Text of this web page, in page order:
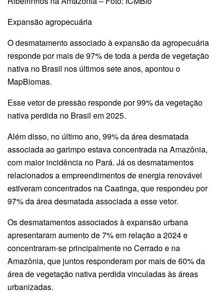
Expansão agropecuária
O desmatamento associado à expansão da agropecuária
responde por mais de 97% de toda a perda de vegetação
nativa no Brasil nos últimos sete anos, apontou o
MapBiomas.
Esse vetor de pressão responde por 99% da vegetação
nativa perdida no Brasil em 2025.
Além disso, no último ano, 99% da área desmatada
associada ao garimpo estava concentrada na Amazônia,
com maior incidência no Pará. Já os desmatamentos
relacionados a empreendimentos de energia renovável
estiveram concentrados na Caatinga, que respondeu por
97% da área desmatada associada a esse vetor.
Os desmatamentos associados à expansão urbana
apresentaram aumento de 7% em relação a 2024 e
concentraram-se principalmente no Cerrado e na
Amazônia, que juntos responderam por mais de 60% da
área de vegetação nativa perdida vinculadas às áreas
urbanizadas.